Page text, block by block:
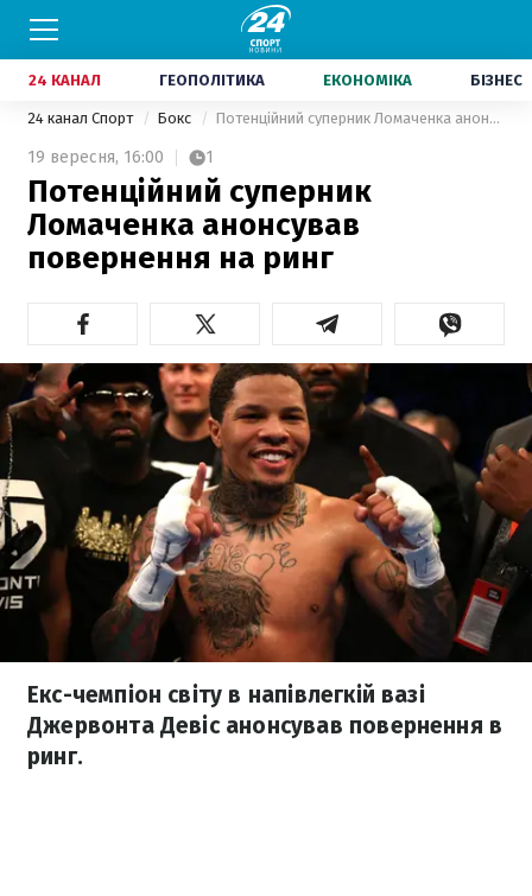
24 КАНАЛ ГЕОПОЛІТИКА ЕКОНОМІКА БІЗНЕС
24 канал Спорт Бокс Потенційний суперник Ломаченка анонсував повернення на ринг
19 вересня, 16:00 1
Потенційний суперник
Ломаченка анонсував
повернення на ринг
Екс-чемпіон світу в напівлегкій вазі
Джервонта Девіс анонсував повернення в
ринг.